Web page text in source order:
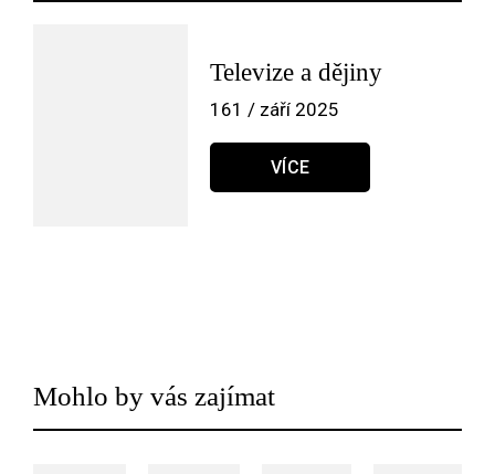
Televize a dějiny
161 / září 2025
VÍCE
Mohlo by vás zajímat